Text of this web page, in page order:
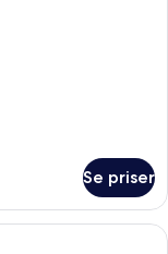
Se priser